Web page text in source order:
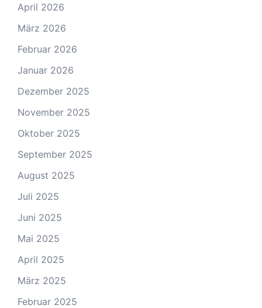
April 2026
März 2026
Februar 2026
Januar 2026
Dezember 2025
November 2025
Oktober 2025
September 2025
August 2025
Juli 2025
Juni 2025
Mai 2025
April 2025
März 2025
Februar 2025